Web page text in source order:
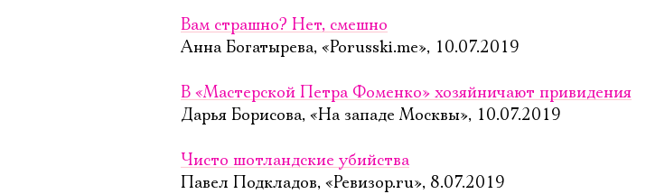
Вам страшно? Нет, смешно
Анна Богатырева, «Porusski.me», 10.07.2019
В «Мастерской Петра Фоменко» хозяйничают привидения
Дарья Борисова, «На западе Москвы», 10.07.2019
Чисто шотландские убийства
Павел Подкладов, «Ревизор.ru», 8.07.2019